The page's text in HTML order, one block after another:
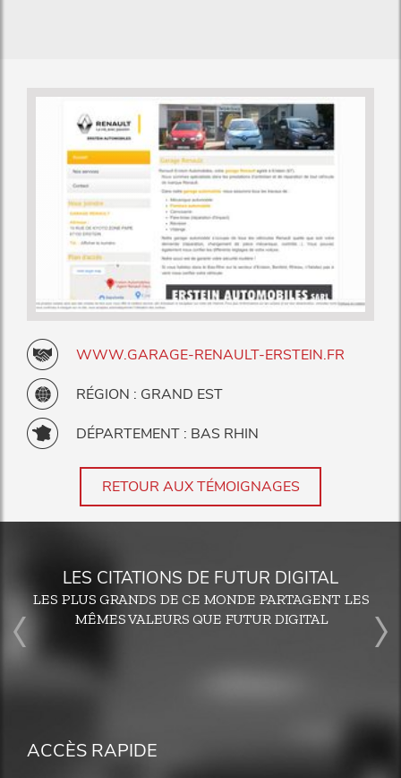
WWW.GARAGE-RENAULT-ERSTEIN.FR
RÉGION : GRAND EST
DÉPARTEMENT : BAS RHIN
RETOUR AUX TÉMOIGNAGES
LES CITATIONS DE FUTUR DIGITAL
LES PLUS GRANDS DE CE MONDE PARTAGENT LES
MÊMES VALEURS QUE FUTUR DIGITAL
ACCÈS RAPIDE